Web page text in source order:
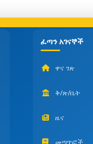
ፈጣን አገናኞች
ዋና ገጽ
ቅ/ጽ/ቤት
ዜና
መጣጥፎች